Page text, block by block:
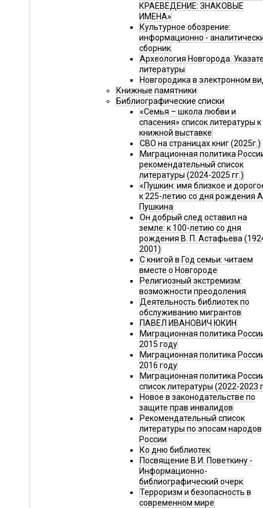
КРАЕВЕДЕНИЕ: ЗНАКОВЫЕ
ИМЕНА»
Культурное обозрение:
информационно -
сборник
Археология Новгорода.
литературы
Новгородика в электронном
Книжные памятники
Библиографические списки
«Семья – школа любви и
спасения» список литературы к
книжной выставке
СВО на страницах книг (2025г.)
Миграционная политика
рекомендательный список
литературы (2024-2025 гг.)
«Пушкин: имя близкое и
к 225-летию со дня рождения
Пушкина
Он добрый след оставил на
земле: к 100-летию со дня
рождения В. П. Астафьева
2001)
С книгой в Год семьи: читаем
вместе о Новгороде
Религиозный экстремизм:
возможности преодоления
Деятельность библиотек по
обслуживанию мигрантов
ПАВЕЛ ИВАНОВИЧ ЮКИН
Миграционная политика
2015 году
Миграционная политика
2016 году
Миграционная политика
список литературы (2022-2023
Новое в законодательстве по
защите прав инвалидов
Рекомендательный список
литературы по эпосам народов
России
Ко дню библиотек
Посвящение В.И. Поветкину -
Информационно-
библиографический очерк
Терроризм и безопасность в
современном мире